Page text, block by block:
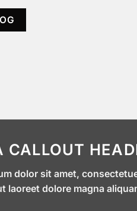
nonummy nibh
tincidunt ut [...]
CALLOUT
dolor sit amet,
laoreet dolore magna